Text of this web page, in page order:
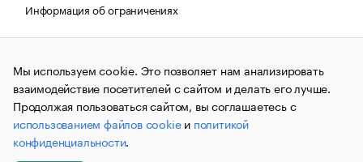
Информация об ограничениях
Правовая информация
О соблюдении авторских прав
© АО «РОСБИЗНЕСКОНСАЛТИНГ»,1995–2026.Сообщения
и материалы информационного агентства «РБК»
(зарегистрировано Федеральной службой по надзору в сфере
связи, информационных технологий и массовых
коммуникаций (Роскомнадзор) 09.12.2015 за номером ИА
№ФС77-63848) сопровождаются пометкой «РБК». Отдельные
публикации могут содержать информацию,
Мы используем cookie. Это позволяет нам анализировать
взаимодействие посетителей с сайтом и делать его лучше.
Продолжая пользоваться сайтом, вы соглашаетесь с
использованием файлов cookieи политикой
конфиденциальности.